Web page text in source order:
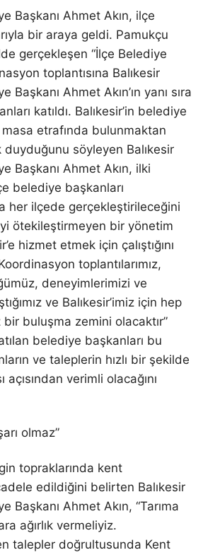
Başkanı Ahmet Akın, ilçe
bir araya geldi. Pamukçu
gerçekleşen “İlçe Belediye
toplantısına Balıkesir
Başkanı Ahmet Akın’ın yanı sıra
katıldı. Balıkesir’in belediye
masa etrafında bulunmaktan
söyleyen Balıkesir
Başkanı Ahmet Akın, ilki
belediye başkanları
her ilçede gerçekleştirileceğini
ötekileştirmeyen bir yönetim
hizmet etmek için çalıştığını
toplantılarımız,
deneyimlerimizi ve
ve Balıkesir’imiz için hep
bir buluşma zemini olacaktır”
belediye başkanları bu
ve taleplerin hızlı bir şekilde
verimli olacağını
olmaz”
topraklarında kent
edildiğini belirten Balıkesir
Başkanı Ahmet Akın, “Tarıma
ağırlık vermeliyiz.
talepler doğrultusunda Kent